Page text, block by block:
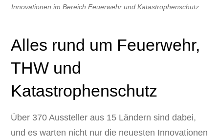
Innovationen im Bereich Feuerwehr und Katastrophenschutz
Alles rund um Feuerwehr,
THW und
Katastrophenschutz
Über 370 Aussteller aus 15 Ländern sind dabei,
und es warten nicht nur die neuesten Innovationen